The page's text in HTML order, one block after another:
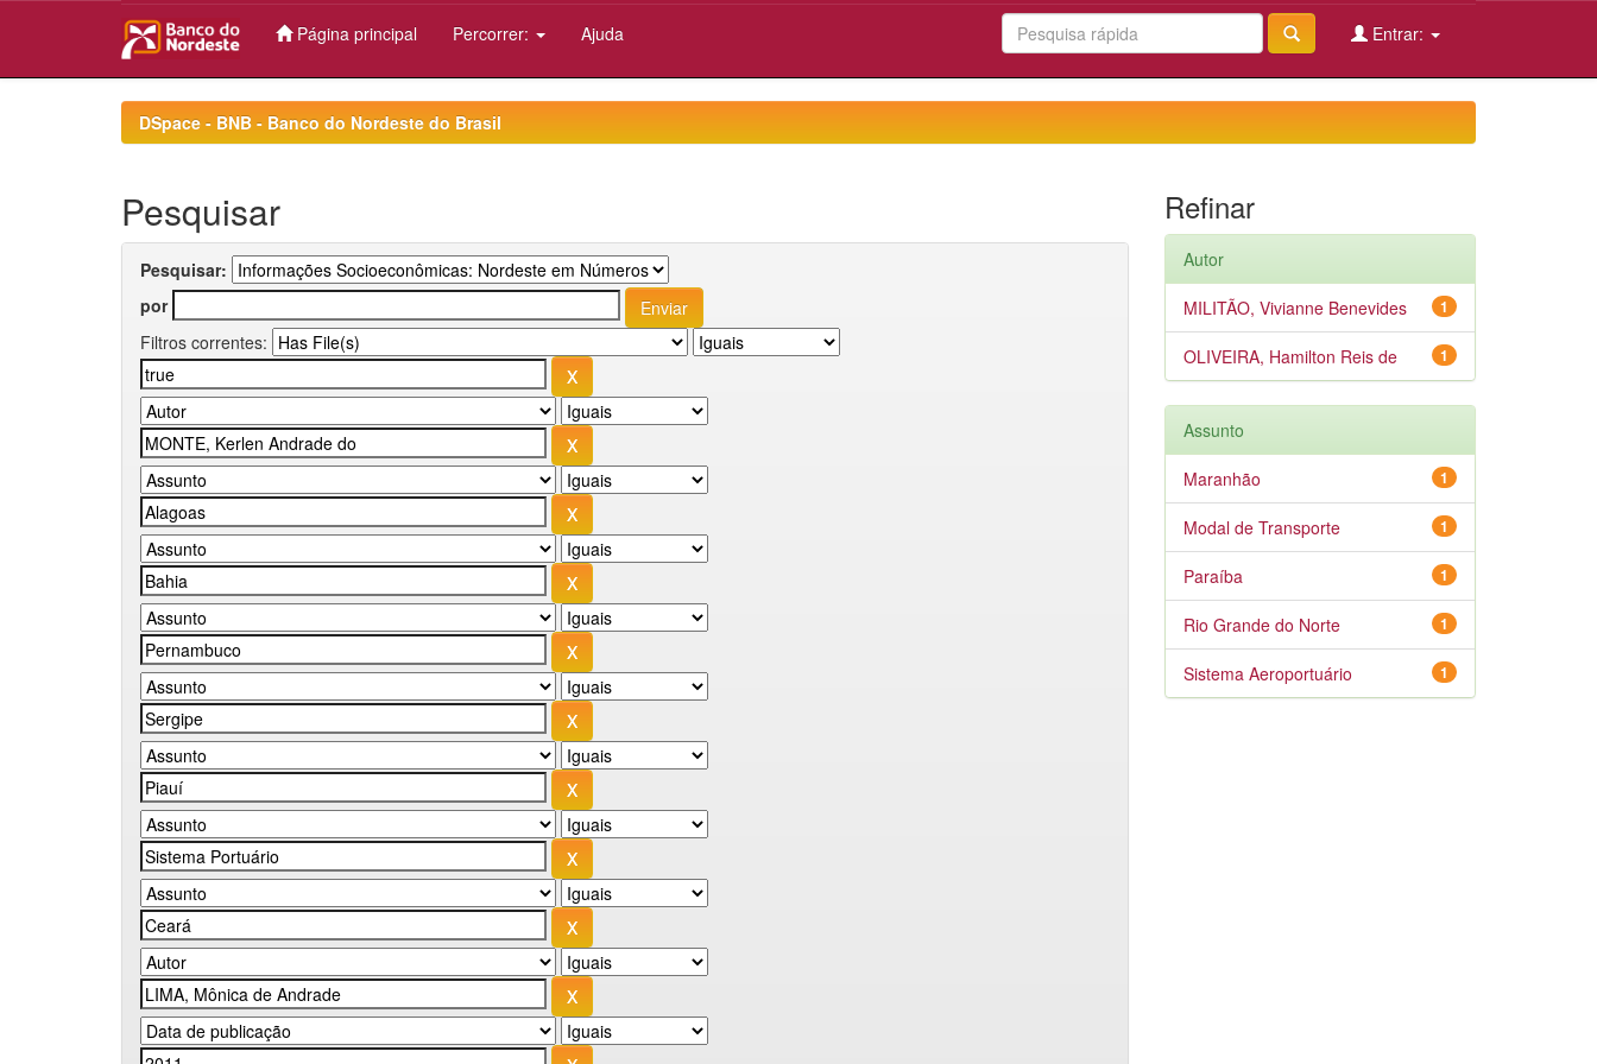
Página principal Percorrer: Ajuda Entrar:
DSpace - BNB - Banco do Nordeste do Brasil
Pesquisar
Pesquisar:
por
Filtros correntes:
Refinar
Autor
1
MILITÃO, Vivianne Benevides
1
OLIVEIRA, Hamilton Reis de
Assunto
1
Maranhão
1
Modal de Transporte
1
Paraíba
1
Rio Grande do Norte
1
Sistema Aeroportuário